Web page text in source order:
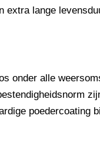
extra lange
onder alle
poedercoating